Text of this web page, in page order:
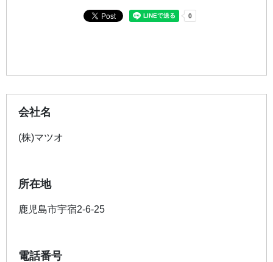
会社名
(株)マツオ
所在地
鹿児島市宇宿2-6-25
電話番号